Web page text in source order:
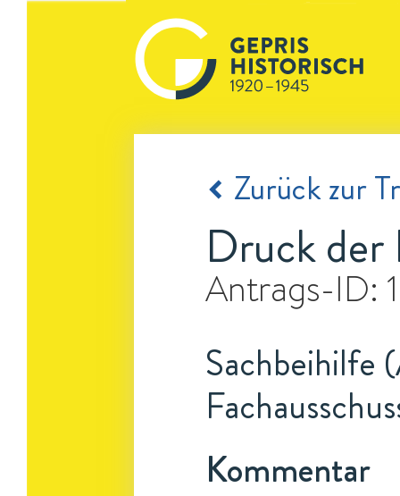
Zurück zur
Druck
Antrags-ID:
Sachbeihilfe
Kommentar